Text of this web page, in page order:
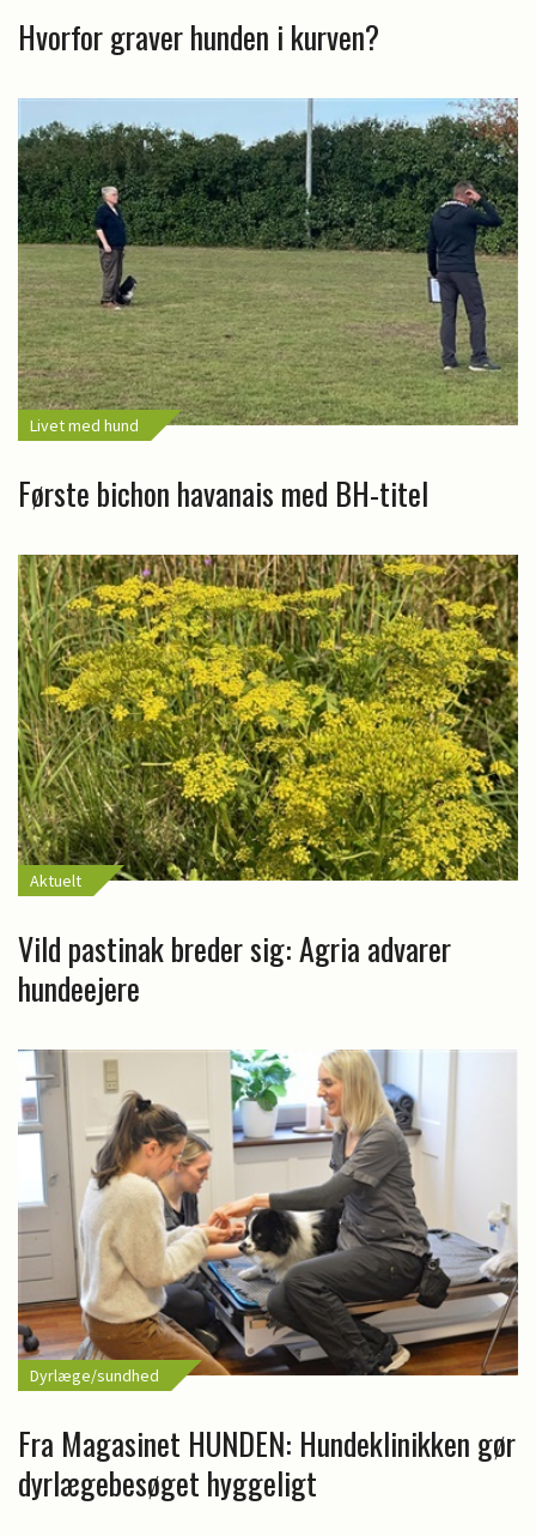
Hvorfor graver hunden i kurven?
Livet med hund
Første bichon havanais med BH-titel
Aktuelt
Vild pastinak breder sig: Agria advarer
hundeejere
Dyrlæge/sundhed
Fra Magasinet HUNDEN: Hundeklinikken gør
dyrlægebesøget hyggeligt